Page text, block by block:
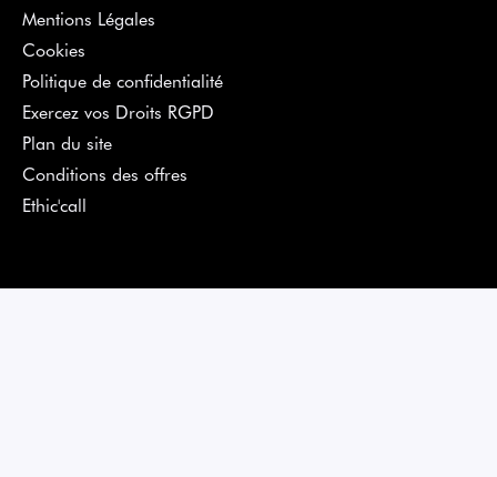
Mentions Légales
Cookies
Politique de confidentialité
Exercez vos Droits RGPD
Plan du site
Conditions des offres
Ethic'call